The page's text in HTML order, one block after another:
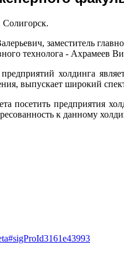
Солигорск.
заместитель
технолога - Ахрамеев
холдинга
выпускает широкий
посетить предприятия
к данному